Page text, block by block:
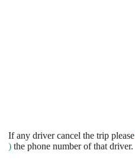
If any driver cancel the trip please
) the phone number of that driver.